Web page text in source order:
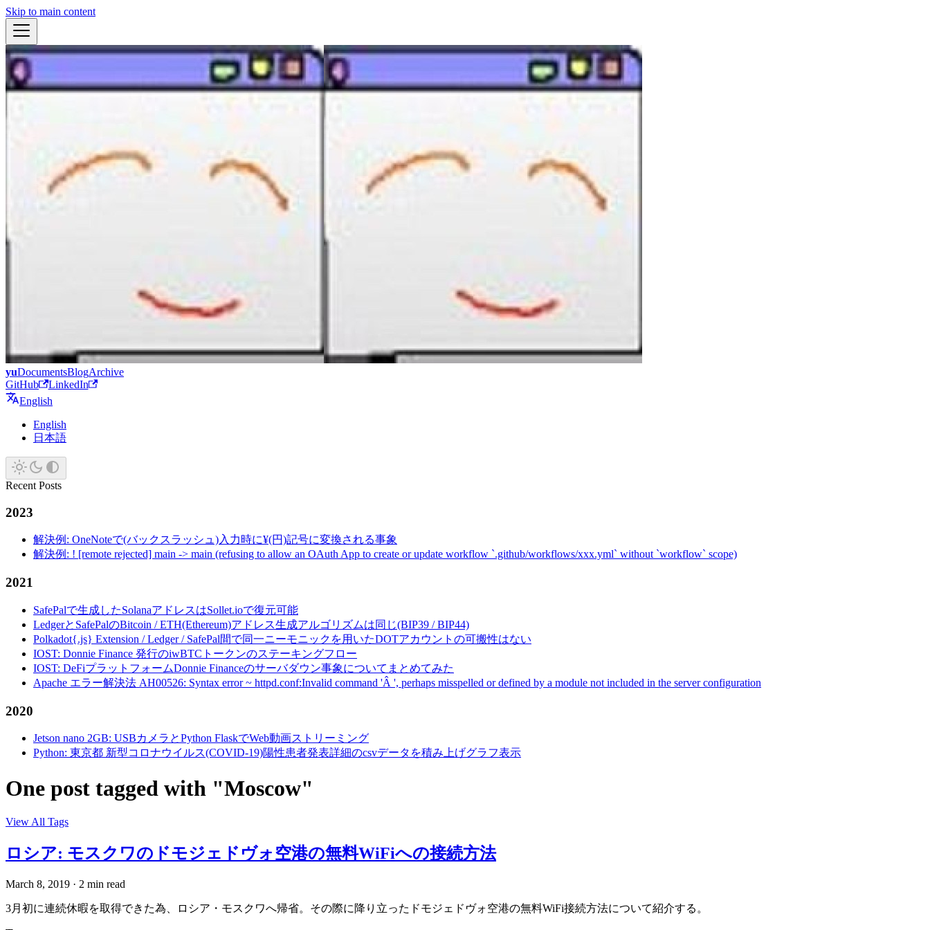
Skip to main content
yuDocumentsBlogArchive
GitHub
LinkedIn
English
English
日本語
Recent Posts
2023
解決例: OneNoteで(バックスラッシュ)入力時に¥(円)記号に変換される事象
解決例: ! [remote rejected] main -> main (refusing to allow an OAuth App to create or update workflow `.github/workflows/xxx.yml` without `workflow` scope)
2021
SafePalで生成したSolanaアドレスはSollet.ioで復元可能
LedgerとSafePalのBitcoin / ETH(Ethereum)アドレス生成アルゴリズムは同じ(BIP39 / BIP44)
Polkadot{.js} Extension / Ledger / SafePal間で同一ニーモニックを用いたDOTアカウントの可搬性はない
IOST: Donnie Finance 発行のiwBTCトークンのステーキングフロー
IOST: DeFiプラットフォームDonnie Financeのサーバダウン事象についてまとめてみた
Apache エラー解決法 AH00526: Syntax error ~ httpd.conf:Invalid command 'Â ', perhaps misspelled or defined by a module not included in the server configuration
2020
Jetson nano 2GB: USBカメラとPython FlaskでWeb動画ストリーミング
Python: 東京都 新型コロナウイルス(COVID-19)陽性患者発表詳細のcsvデータを積み上げグラフ表示
One post tagged with "Moscow"
View All Tags
ロシア: モスクワのドモジェドヴォ空港の無料WiFiへの接続方法
March 8, 2019 · 2 min read
3月初に連続休暇を取得できた為、ロシア・モスクワへ帰省。その際に降り立ったドモジェドヴォ空港の無料WiFi接続方法について紹介する。